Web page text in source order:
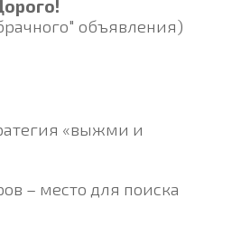
объявления)
«выжми и
– место для поиска